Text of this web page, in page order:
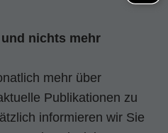
nichts mehr
mehr über
Publikationen zu
informieren wir Sie